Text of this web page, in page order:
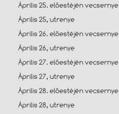
Április 25. előestéjén vecsernye
Április 25, utrenye
Április 26. előestéjén vecsernye
Április 26, utrenye
Április 27. előestéjén vecsernye
Április 27, utrenye
Április 28. előestéjén vecsernye
Április 28, utrenye